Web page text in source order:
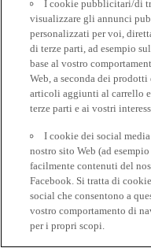
I cookie pubblicitari/di
visualizzare gli annunci
personalizzati per voi,
di terze parti, ad esempio
base al vostro
Web, a seconda dei
articoli aggiunti al carrello
terze parti e ai vostri
I cookie dei social
nostro sito Web (ad
facilmente contenuti del
Facebook. Si tratta di
social che consentono a
vostro comportamento di
per i propri scopi.